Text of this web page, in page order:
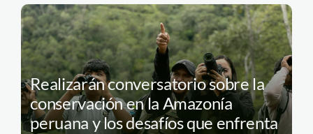
Realizarán conversatorio sobre la
conservación en la Amazonía
peruana y los desafíos que enfrenta